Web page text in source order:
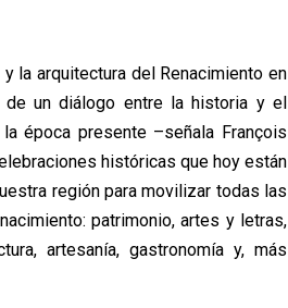
la arquitectura del Renacimiento en
de un diálogo entre la historia y el
época presente –señala François
históricas que hoy están
región para movilizar todas las
patrimonio, artes y letras,
artesanía, gastronomía y, más